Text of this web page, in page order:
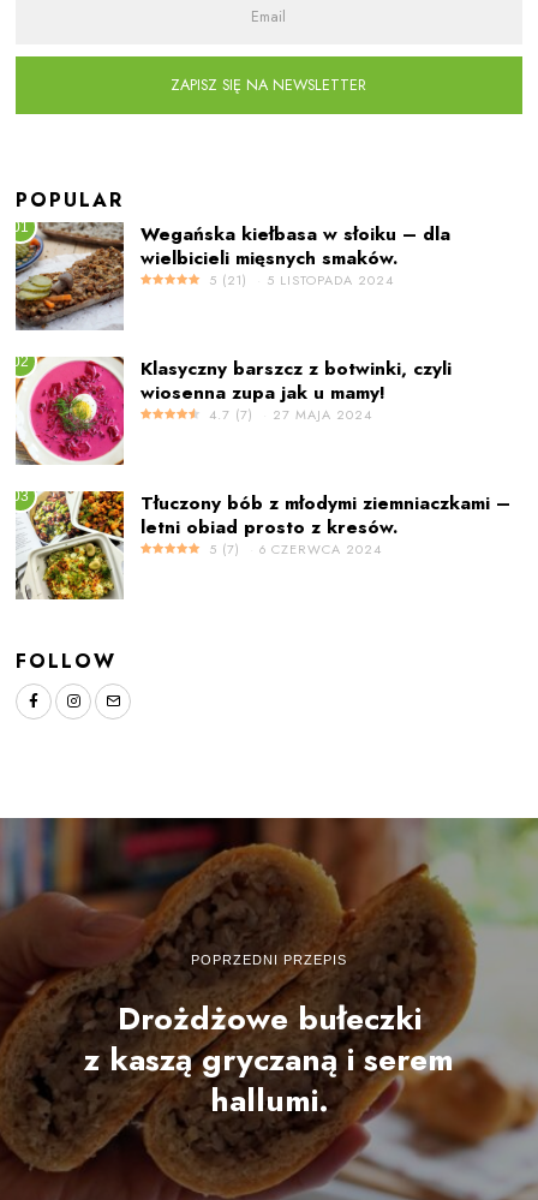
ZAPISZ SIĘ NA NEWSLETTER
POPULAR
01
Wegańska kiełbasa w słoiku – dla
wielbicieli mięsnych smaków.
5 (21) 5 LISTOPADA 2024
02
Klasyczny barszcz z botwinki, czyli
wiosenna zupa jak u mamy!
4.7 (7) 27 MAJA 2024
03
Tłuczony bób z młodymi ziemniaczkami –
letni obiad prosto z kresów.
5 (7) 6 CZERWCA 2024
FOLLOW
POPRZEDNI PRZEPIS
Drożdżowe bułeczki
z kaszą gryczaną i serem
hallumi.